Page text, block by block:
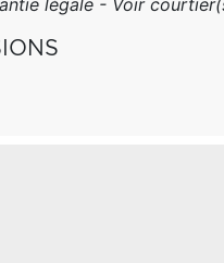
légale - Voir